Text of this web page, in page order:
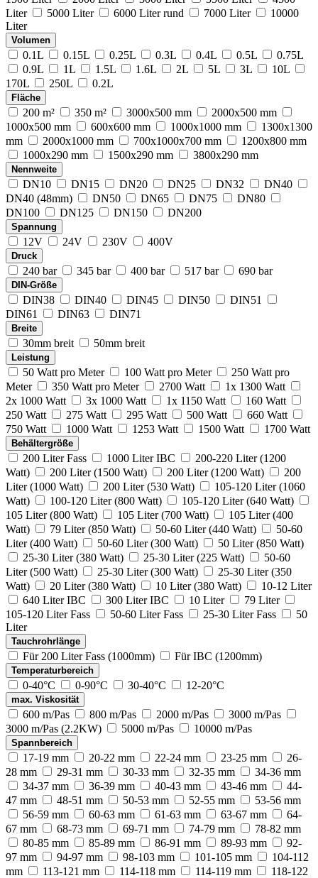
Liter
5000 Liter 6000 Liter rund 7000 Liter
10000
Liter
Volumen
0.1L 0.15L 0.25L 0.3L 0.4L 0.5L
0.75L
0.9L
1L 1.5L 1.6L 2L 5L 3L
10L
170L
250L 0.2L
Fläche
200 m² 350 m² 3000x500 mm
2000x500 mm
1000x500 mm
600x600 mm 1000x1000 mm
1300x1300
mm
2000x1000 mm 700x1000x700 mm
1200x800 mm
1000x290 mm
1500x290 mm 3800x290 mm
Nennweite
DN10 DN15 DN20 DN25 DN32
DN40
DN40 (48mm)
DN50 DN65 DN75
DN80
DN100
DN125 DN150 DN200
Spannung
12V 24V 230V 400V
Druck
240 bar 345 bar 400 bar 517 bar 690 bar
DIN-Größe
DIN38 DIN40 DIN45 DIN50
DIN51
DIN61
DIN63 DIN71
Breite
30mm breit 50mm breit
Leistung
50 Watt pro Meter 100 Watt pro Meter
250 Watt pro
Meter
350 Watt pro Meter 2700 Watt
1x 1300 Watt
2x 1000 Watt
3x 1000 Watt 1x 1150 Watt
160 Watt
250 Watt
275 Watt 295 Watt 500 Watt
660 Watt
750 Watt
1000 Watt 1253 Watt 1500 Watt 1700 Watt
Behältergröße
200 Liter Fass 1000 Liter IBC
200-220 Liter (1200
Watt)
200 Liter (1500 Watt) 200 Liter (1200 Watt)
200
Liter (1000 Watt)
200 Liter (530 Watt)
105-120 Liter (1060
Watt)
100-120 Liter (800 Watt)
105-120 Liter (640 Watt)
105 Liter (800 Watt)
105 Liter (700 Watt)
105 Liter (400
Watt)
79 Liter (850 Watt) 50-60 Liter (440 Watt)
50-60
Liter (400 Watt)
50-60 Liter (300 Watt)
50 Liter (850 Watt)
25-30 Liter (380 Watt)
25-30 Liter (225 Watt)
50-60
Liter (500 Watt)
25-30 Liter (300 Watt)
25-30 Liter (350
Watt)
20 Liter (380 Watt) 10 Liter (380 Watt)
10-12 Liter
640 Liter IBC
300 Liter IBC 10 Liter
79 Liter
105-120 Liter Fass
50-60 Liter Fass 25-30 Liter Fass
50
Liter
Tauchrohrlänge
Für 200 Liter Fass (1000mm) Für IBC (1200mm)
Temperaturbereich
0-40°C 0-90°C 30-40°C 12-20°C
max. Viskosität
600 m/Pas 800 m/Pas 2000 m/Pas
3000 m/Pas
3000 m/Pas (2.2KW)
5000 m/Pas 10000 m/Pas
Spannbereich
17-19 mm 20-22 mm 22-24 mm 23-25 mm
26-
28 mm
29-31 mm 30-33 mm 32-35 mm
34-36 mm
34-37 mm
36-39 mm 40-43 mm 43-46 mm
44-
47 mm
48-51 mm 50-53 mm 52-55 mm
53-56 mm
56-59 mm
60-63 mm 61-63 mm 63-67 mm
64-
67 mm
68-73 mm 69-71 mm 74-79 mm
78-82 mm
80-85 mm
85-89 mm 86-91 mm 89-93 mm
92-
97 mm
94-97 mm 98-103 mm 101-105 mm
104-112
mm
113-121 mm 114-118 mm 114-119 mm
118-122